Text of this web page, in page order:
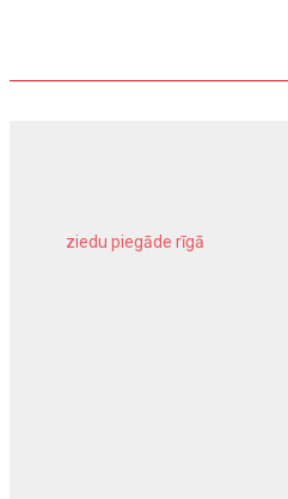
ziedu piegāde rīgā